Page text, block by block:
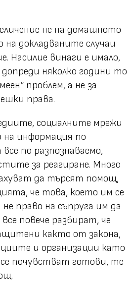
не на домашното
на докладваните случаи
Насилие винаги е имало,
допреди няколко години то
проблем, а не за
права.
социалните мрежи
информация по
по разпознаваемо,
за реагиране. Много
да търсят помощ,
че това, което им се
не право на съпруга им да
повече разбират, че
както от закона,
и организации като
почувстват готови, те